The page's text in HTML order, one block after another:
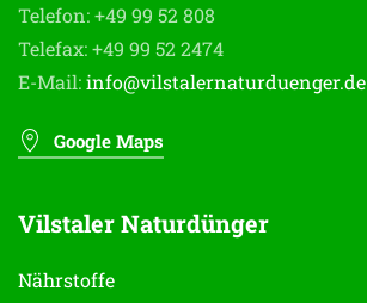
Telefon: +49 99 52 808
Telefax: +49 99 52 2474
E-Mail:info@vilstalernaturduenger.de
Google Maps
Vilstaler Naturdünger
Nährstoffe